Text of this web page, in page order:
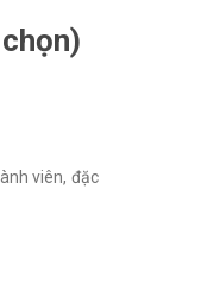
viên, đặc